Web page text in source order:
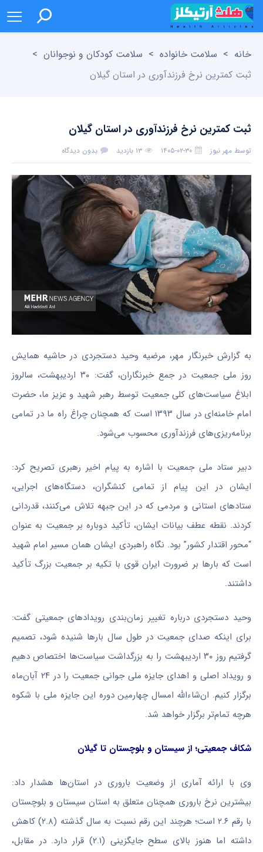
خانه > سلامت خانواده > سلامت کودکان و نوجوانان >
ثبت کمترین نرخ فرزندآوری در استان گیلان
ثبت کمترین نرخ فرزندآوری در استان گیلان
توسط مهر نیوز ۱۴۰۵-۰۲-۳۰ ۱۳ بازدید بدون دیدگاه
به گزارش خبرنگار مهر، مرضیه وحید دستجردی در حاشیه همایش
روز ملی جمعیت در جمع خبرنگاران، گفت: ۳۰ اردیبهشت، سالروز
ابلاغ سیاست‌های کلی جمعیت توسط رهبر شهید و عزیز ما، حضرت
امام خامنه‌ای در سال ۱۳۹۳ است که همچنان چراغ راه ما در تمامی
برنامه‌ریزی‌های فرزندآوری محسوب می‌شود.
دبیر ستاد ملی جمعیت با اشاره به پیام اخیر رهبری تصریح کرد:
ایشان در این پیام از تمامی کنشگران، دستگاه‌های اجرایی،
ستادهای استانی و مردمی که در این جبهه تلاش می‌کنند، قدردانی
کردند. نقطه عطف بیانات ایشان، تأکید دوباره بر جمعیت به عنوان
“محور اقتدار کشور” بود. نگاه راهبردی ایشان همان مسیر امام شهید
است که بارها بر ضرورت ایران قوی با تکیه بر جمعیت بزرگ تأکید
داشتند.
وحید دستجردی درباره تغییر زمان‌بندی رویدادهای جمعیتی گفت:
برای اینکه صدای جمعیت در طول سال بارها شنیده شود، تصمیم
گرفتیم روز ۳۰ اردیبهشت را به بزرگداشت سیاست‌ها اختصاص دهیم
و رویداد اصلی و اهدای جایزه ملی جوانی جمعیت را در ۲۴ آبان‌ماه
برگزار کنیم. ان‌شاءالله امسال چهارمین دوره این جایزه ملی با شکوه
هرچه تمام‌تر برگزار خواهد شد.
شکاف جمعیتی؛ از سیستان و بلوچستان تا گیلان
وی با ارائه آماری از وضعیت باروری در استان‌ها هشدار داد:
بیشترین نرخ باروری همچنان متعلق به استان سیستان و بلوچستان
با رقم ۲.۶ است؛ هرچند این رقم نسبت به سال گذشته (۲.۸) کاهش
داشته اما هنوز بالای سطح جایگزینی (۲.۱) قرار دارد. در مقابل،